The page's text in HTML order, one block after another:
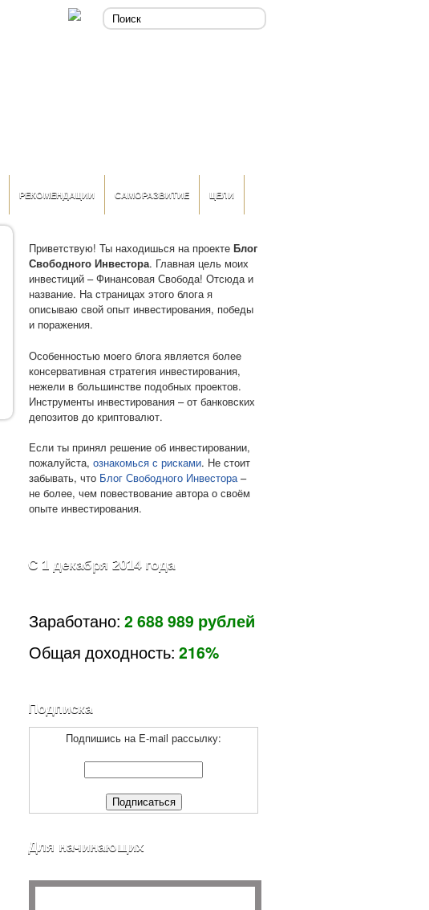
РЕКОМЕНДАЦИИ САМОРАЗВИТИЕ ЦЕЛИ
Приветствую! Ты находишься на проекте Блог
Свободного Инвестора. Главная цель моих
инвестиций – Финансовая Свобода! Отсюда и
название. На страницах этого блога я
описываю свой опыт инвестирования, победы
и поражения.
Особенностью моего блога является более
консервативная стратегия инвестирования,
нежели в большинстве подобных проектов.
Инструменты инвестирования – от банковских
депозитов до криптовалют.
Если ты принял решение об инвестировании,
пожалуйста, ознакомься с рисками. Не стоит
забывать, что Блог Свободного Инвестора–
не более, чем повествование автора о своём
опыте инвестирования.
С 1 декабря 2014 года
Заработано: 2 688 989 рублей
Общая доходность: 216%
Подписка
Подпишись на E-mail рассылку:
Для начинающих